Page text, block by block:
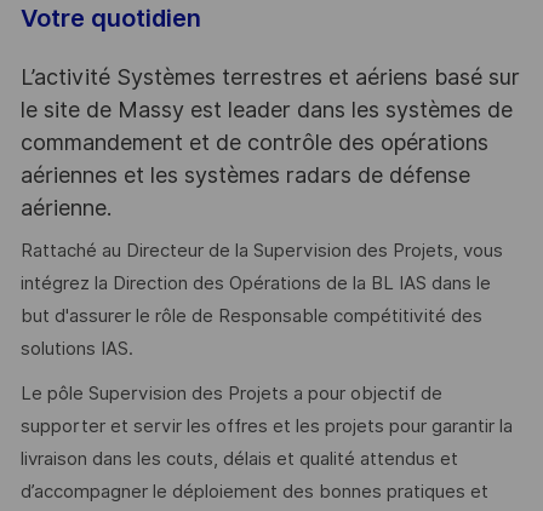
Votre quotidien
L’activité Systèmes terrestres et aériens basé sur
le site de Massy est leader dans les systèmes de
commandement et de contrôle des opérations
aériennes et les systèmes radars de défense
aérienne.
Rattaché au Directeur de la Supervision des Projets, vous
intégrez la Direction des Opérations de la BL IAS dans le
but d'assurer le rôle de Responsable compétitivité des
solutions IAS.
Le pôle Supervision des Projets a pour objectif de
supporter et servir les offres et les projets pour garantir la
livraison dans les couts, délais et qualité attendus et
d’accompagner le déploiement des bonnes pratiques et